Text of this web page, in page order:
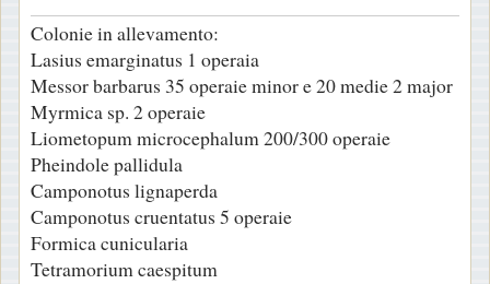
a
g
g
i
o
Colonie in allevamento:
Lasius emarginatus 1 operaia
Messor barbarus 35 operaie minor e 20 medie 2 major
Myrmica sp. 2 operaie
Liometopum microcephalum 200/300 operaie
Pheindole pallidula
Camponotus lignaperda
Camponotus cruentatus 5 operaie
Formica cunicularia
Tetramorium caespitum